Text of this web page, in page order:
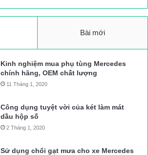
Bài mới
Kinh nghiệm mua phụ tùng Mercedes
chính hãng, OEM chất lượng
11 Tháng 1, 2020
Công dụng tuyệt vời của két làm mát
dầu hộp số
2 Tháng 1, 2020
Sử dụng chổi gạt mưa cho xe Mercedes